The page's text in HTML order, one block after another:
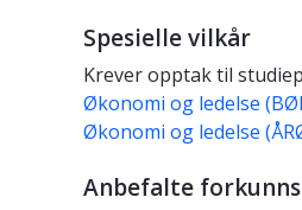
Spesielle vilkår
Krever opptak til
Økonomi og ledelse
Økonomi og ledelse
Anbefalte